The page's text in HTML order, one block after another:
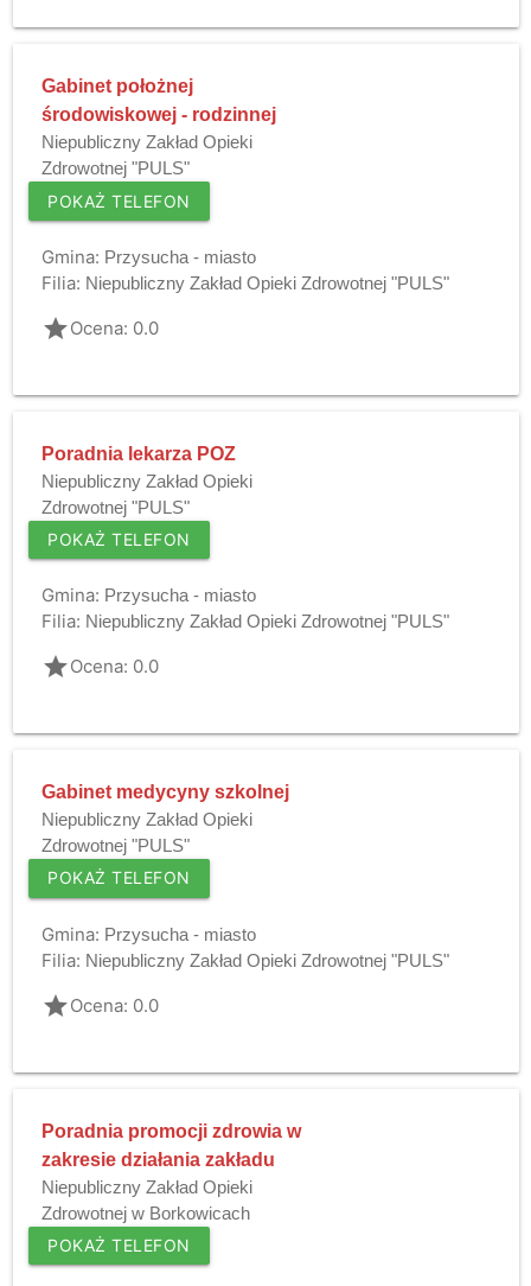
Gabinet położnej
środowiskowej - rodzinnej
Niepubliczny Zakład Opieki
Zdrowotnej "PULS"
POKAŻ TELEFON
Gmina: Przysucha - miasto
Filia: Niepubliczny Zakład Opieki Zdrowotnej "PULS"
gradeOcena: 0.0
Poradnia lekarza POZ
Niepubliczny Zakład Opieki
Zdrowotnej "PULS"
POKAŻ TELEFON
Gmina: Przysucha - miasto
Filia: Niepubliczny Zakład Opieki Zdrowotnej "PULS"
gradeOcena: 0.0
Gabinet medycyny szkolnej
Niepubliczny Zakład Opieki
Zdrowotnej "PULS"
POKAŻ TELEFON
Gmina: Przysucha - miasto
Filia: Niepubliczny Zakład Opieki Zdrowotnej "PULS"
gradeOcena: 0.0
Poradnia promocji zdrowia w
zakresie działania zakładu
Niepubliczny Zakład Opieki
Zdrowotnej w Borkowicach
POKAŻ TELEFON